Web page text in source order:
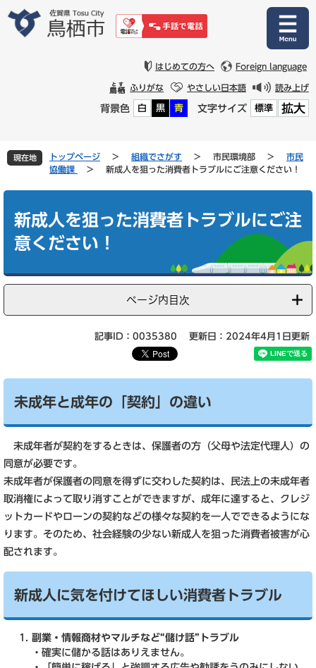
文
はじめての方へ Foreign language
ふりがな やさしい日本語 読み上げ
背景色 白 黒 青 文字サイズ 標準 拡大
現在地 トップページ > 組織でさがす > 市民環境部 >
市民
協働課
> 新成人を狙った消費者トラブルにご注意ください！
新成人を狙った消費者トラブルにご注
意ください！
ページ内目次
記事ID：0035380 更新日：2024年4月1日更新
未成年と成年の「契約」の違い
未成年者が契約をするときは、保護者の方（父母や法定代理人）の
同意が必要です。
未成年者が保護者の同意を得ずに交わした契約は、民法上の未成年者
取消権によって取り消すことができますが、成年に達すると、クレジ
ットカードやローンの契約などの様々な契約を一人でできるようにな
ります。そのため、社会経験の少ない新成人を狙った消費者被害が心
配されます。
新成人に気を付けてほしい消費者トラブル
副業・情報商材やマルチなど“儲け話”トラブル
・確実に儲かる話はありえません。